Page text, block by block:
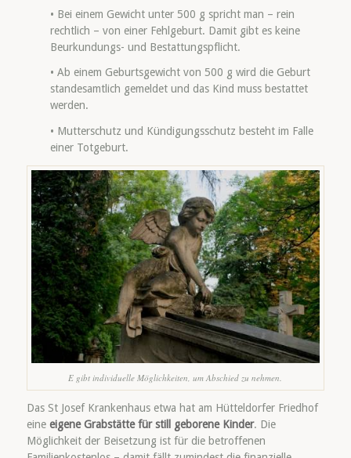
• Bei einem Gewicht unter 500 g spricht man – rein
rechtlich – von einer Fehlgeburt. Damit gibt es keine
Beurkundungs- und Bestattungspflicht.
• Ab einem Geburtsgewicht von 500 g wird die Geburt
standesamtlich gemeldet und das Kind muss bestattet
werden.
• Mutterschutz und Kündigungsschutz besteht im Falle
einer Totgeburt.
E gibt individuelle Möglichkeiten, um Abschied zu nehmen.
Das St Josef Krankenhaus etwa hat am Hütteldorfer Friedhof
eine eigene Grabstätte für still geborene Kinder. Die
Möglichkeit der Beisetzung ist für die betroffenen